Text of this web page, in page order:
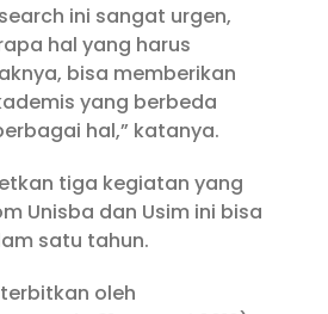
ini sangat urgen,
hal yang harus
bisa memberikan
yang berbeda
hal,” katanya.
tiga kegiatan yang
Unisba dan Usim ini bisa
satu tahun.
oleh